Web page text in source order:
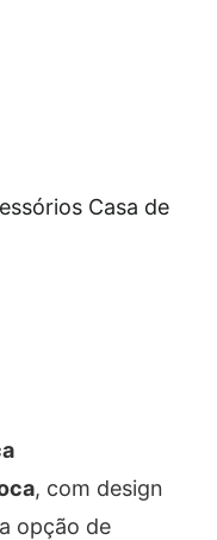
Casa de
, com design
opção de